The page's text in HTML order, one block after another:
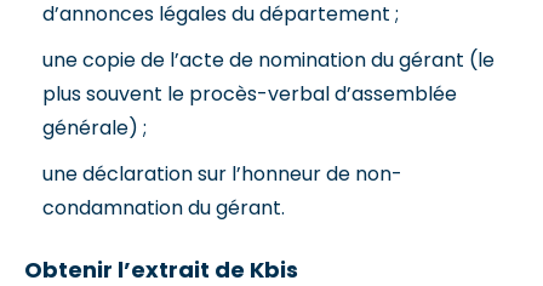
d’annonces légales du département ;
une copie de l’acte de nomination du gérant (le
plus souvent le procès-verbal d’assemblée
générale) ;
une déclaration sur l’honneur de non-
condamnation du gérant.
Obtenir l’extrait de Kbis